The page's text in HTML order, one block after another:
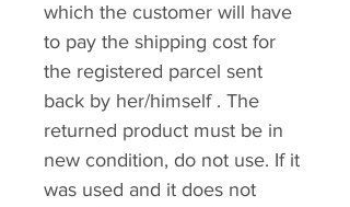
which the customer will have
to pay the shipping cost for
the registered parcel sent
back by her/himself . The
returned product must be in
new condition, do not use. If it
was used and it does not